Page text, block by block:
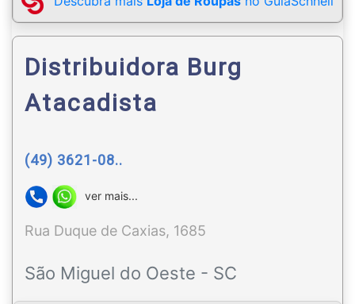
Distribuidora Burg
Atacadista
(49) 3621-08..
ver mais...
Rua Duque de Caxias, 1685
São Miguel do Oeste - SC